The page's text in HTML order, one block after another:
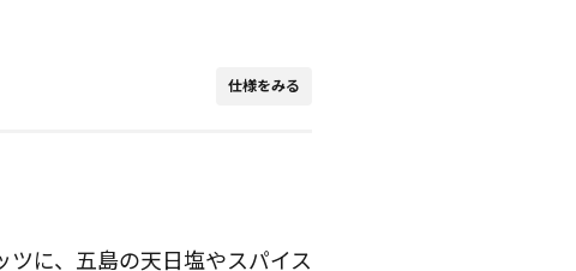
仕様をみる
に、五島の天日塩やスパイス